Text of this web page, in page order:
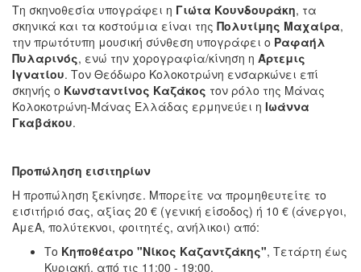
Τη σκηνοθεσία υπογράφει η Γιώτα Κουνδουράκη, τα
σκηνικά και τα κοστούμια είναι της Πολυτίμης Μαχαίρα,
την πρωτότυπη μουσική σύνθεση υπογράφει ο Ραφαήλ
Πυλαρινός, ενώ την χορογραφία/κίνηση η Άρτεμις
Ιγνατίου. Τον Θεόδωρο Κολοκοτρώνη ενσαρκώνει επί
σκηνής ο Κωνσταντίνος Καζάκος τον ρόλο της Μάνας
Κολοκοτρώνη-Μάνας Ελλάδας ερμηνεύει η Ιωάννα
Γκαβάκου.
Προπώληση εισιτηρίων
Η προπώληση ξεκίνησε. Μπορείτε να προμηθευτείτε το
εισιτήριό σας, αξίας 20 € (γενική είσοδος) ή 10 € (άνεργοι,
ΑμεΑ, πολύτεκνοι, φοιτητές, ανήλικοι) από:
Το Κηποθέατρο "Νίκος Καζαντζάκης", Τετάρτη έως
Κυριακή, από τις 11:00 - 19:00.